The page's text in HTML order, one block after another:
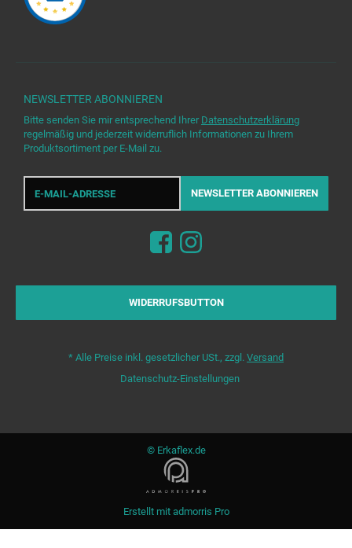
NEWSLETTER ABONNIEREN
Bitte senden Sie mir entsprechend Ihrer Datenschutzerklärung
regelmäßig und jederzeit widerruflich Informationen zu Ihrem
Produktsortiment per E-Mail zu.
E-
Mail-
NEWSLETTER ABONNIEREN
WIDERRUFSBUTTON
* Alle Preise inkl. gesetzlicher USt., zzgl. Versand
Datenschutz-Einstellungen
© Erkaflex.de
Erstellt mit admorris Pro